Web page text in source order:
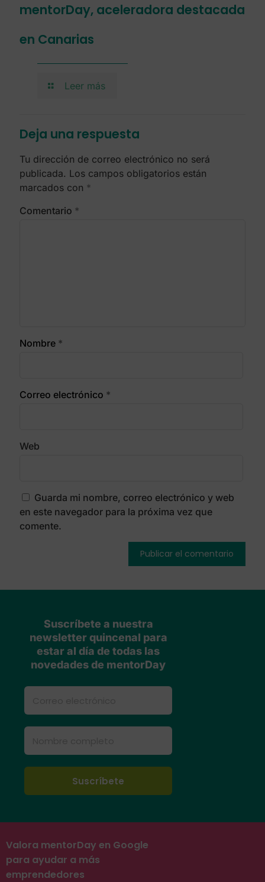
mentorDay, aceleradora destacada
en Canarias
Leer más
Deja una respuesta
Tu dirección de correo electrónico no será
publicada. Los campos obligatorios están
marcados con *
Comentario *
Nombre *
Correo electrónico *
Web
Guarda mi nombre, correo electrónico y web
en este navegador para la próxima vez que
comente.
Suscríbete a nuestra
newsletter quincenal para
estar al día de todas las
novedades de mentorDay
Valora mentorDay en Google
para ayudar a más
emprendedores